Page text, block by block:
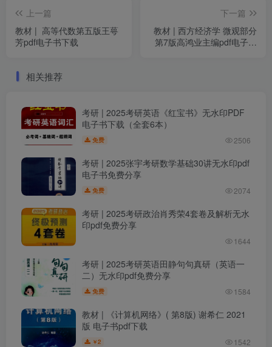
上一篇
教材 | 高等代数第五版王萼
芳pdf电子书下载
下一篇
教材 | 西方经济学 微观部分
第7版高鸿业主编pdf电子书
相关推荐
考研 | 2025考研英语《红宝书》无水印PDF
电子书下载（全套6本）
免费 2506
考研 | 2025张宇考研数学基础30讲无水印pdf
电子书免费分享
免费 2074
考研 | 2025考研政治肖秀荣4套卷及解析无水
印pdf免费分享
1644
考研 | 2025考研英语田静句句真研（英语一
二）无水印pdf免费分享
免费 1584
教材 | 《计算机网络》( 第8版) 谢希仁 2021
版 电子书pdf下载
￥2 1542